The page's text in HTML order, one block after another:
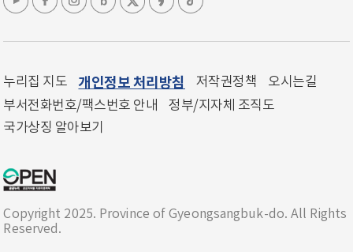
누리집 지도 개인정보 처리방침 저작권정책
오시는길
부서전화번호/팩스번호 안내
정부/지자체 조직도
국가상징 알아보기
Copyright 2025. Province of Gyeongsangbuk-do. All Rights
Reserved.